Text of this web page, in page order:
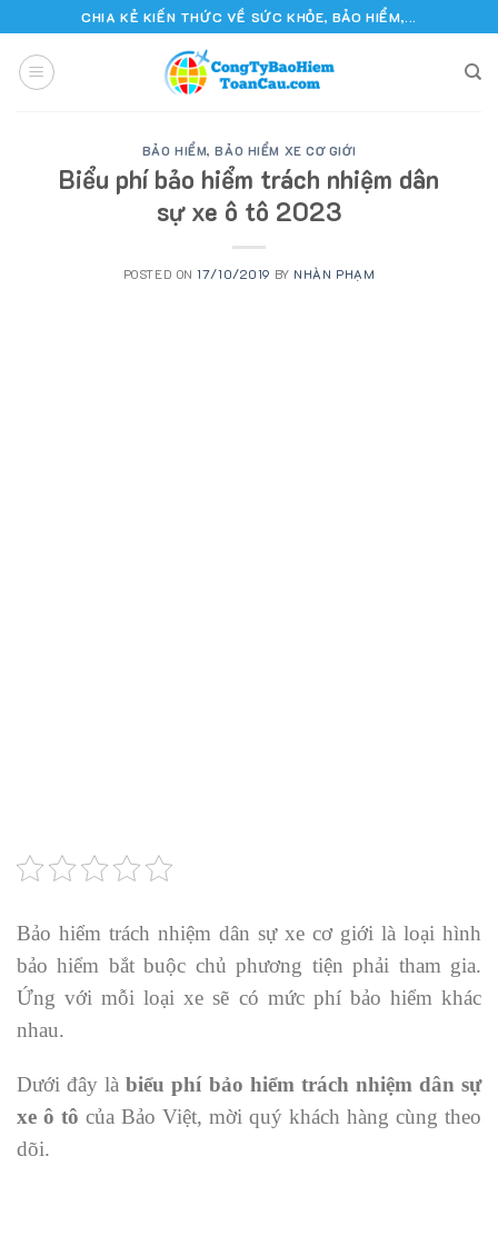
to
content
CHIA KẺ KIẾN THỨC VỀ SỨC KHỎE, BẢO HIỂM,...
BẢO HIỂM,BẢO HIỂM XE CƠ GIỚI
Biểu phí bảo hiểm trách nhiệm dân
sự xe ô tô 2023
POSTED ON17/10/2019 BY NHÀN PHẠM
Bảo hiểm trách nhiệm dân sự xe cơ giới là loại hình
bảo hiểm bắt buộc chủ phương tiện phải tham gia.
Ứng với mỗi loại xe sẽ có mức phí bảo hiểm khác
nhau.
Dưới đây làbiểu phí bảo hiểm trách nhiệm dân sự
xe ô tô của Bảo Việt, mời quý khách hàng cùng theo
dõi.